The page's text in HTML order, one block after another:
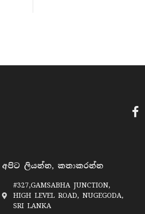
අපිට ලියන්න, කතාකරන්න
#327,GAMSABHA JUNCTION,
HIGH LEVEL ROAD, NUGEGODA,
SRI LANKA